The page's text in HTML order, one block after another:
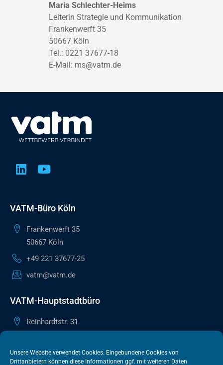
Unsere Website verwendet Cookies. Eingebundene Cookies von
Drittanbietern können diese Informationen ggf. mit weiteren Daten
Maria Schlechter-Heims
Leiterin Strategie und Kommunikation
Frankenwerft 35
50667 Köln
Tel.: 0221 37677-18
E-Mail: ms@vatm.de
VATM-Büro Köln
Frankenwerft 35
50667 Köln
+49 221 37677-25
vatm@vatm.de
VATM-Hauptstadtbüro
Reinhardtstr. 31
+49 30 505615-38